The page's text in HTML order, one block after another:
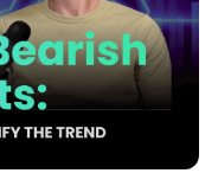
المدونة الصوتية-
قاموس المصطلحات
أدوات التداول
مفكره اقتصادية
تسجيل الدخول